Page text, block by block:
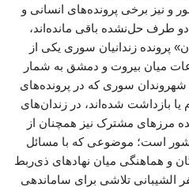
و نیز برخی پرونده‌های انسانی و
طرف حل‌نشده باقی مانده‌اند،
پرونده زندانیان سوری یکی از
میان بیروت و دمشق به شمار
شهروندان سوری که در پرونده‌های
بازداشت شده‌اند، در زندان‌های
مرزهای مشترک نیز همچنان از
است؛ موضوعی که با مسائل
و هماهنگی میان نهادهای ذی‌ربط
تلاشی برای ساماندهی